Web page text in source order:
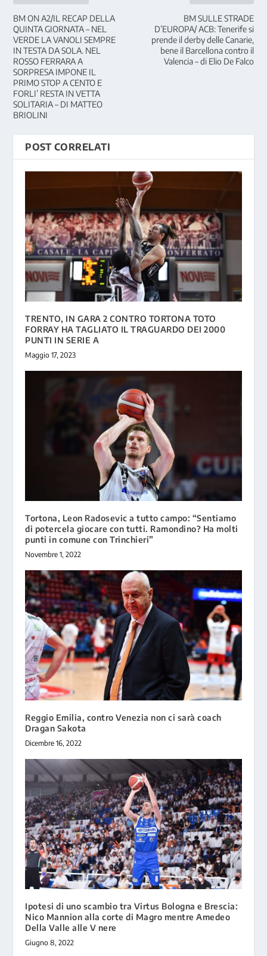
BM ON A2/IL RECAP DELLA
QUINTA GIORNATA – NEL
VERDE LA VANOLI SEMPRE
IN TESTA DA SOLA. NEL
ROSSO FERRARA A
SORPRESA IMPONE IL
PRIMO STOP A CENTO E
FORLI’ RESTA IN VETTA
SOLITARIA – DI MATTEO
BRIOLINI
BM SULLE STRADE
D’EUROPA/ ACB: Tenerife si
prende il derby delle Canarie,
bene il Barcellona contro il
Valencia – di Elio De Falco
POST CORRELATI
TRENTO, IN GARA 2 CONTRO TORTONA TOTO
FORRAY HA TAGLIATO IL TRAGUARDO DEI 2000
PUNTI IN SERIE A
Maggio 17, 2023
Tortona, Leon Radosevic a tutto campo: “Sentiamo
di potercela giocare con tutti. Ramondino? Ha molti
punti in comune con Trinchieri”
Novembre 1, 2022
Reggio Emilia, contro Venezia non ci sarà coach
Dragan Sakota
Dicembre 16, 2022
Ipotesi di uno scambio tra Virtus Bologna e Brescia:
Nico Mannion alla corte di Magro mentre Amedeo
Della Valle alle V nere
Giugno 8, 2022